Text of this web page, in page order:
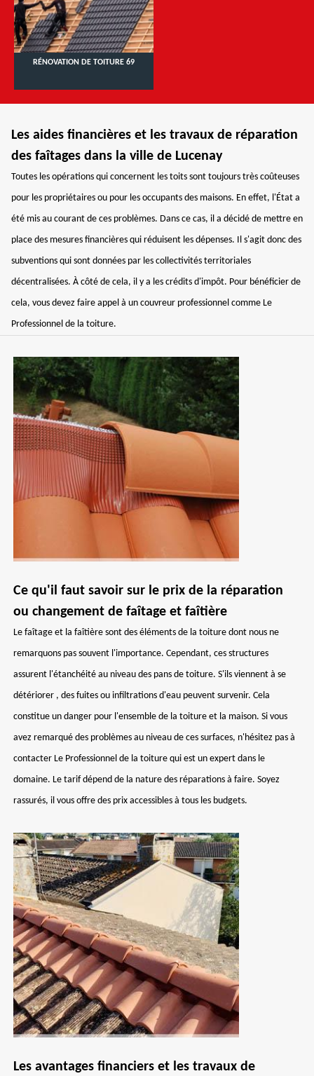
RÉNOVATION DE TOITURE 69
Les aides financières et les travaux de réparation
des faîtages dans la ville de Lucenay
Toutes les opérations qui concernent les toits sont toujours très coûteuses
pour les propriétaires ou pour les occupants des maisons. En effet, l'État a
été mis au courant de ces problèmes. Dans ce cas, il a décidé de mettre en
place des mesures financières qui réduisent les dépenses. Il s'agit donc des
subventions qui sont données par les collectivités territoriales
décentralisées. À côté de cela, il y a les crédits d'impôt. Pour bénéficier de
cela, vous devez faire appel à un couvreur professionnel comme Le
Professionnel de la toiture.
Ce qu'il faut savoir sur le prix de la réparation
ou changement de faîtage et faîtière
Le faîtage et la faîtière sont des éléments de la toiture dont nous ne
remarquons pas souvent l'importance. Cependant, ces structures
assurent l'étanchéité au niveau des pans de toiture. S'ils viennent à se
détériorer , des fuites ou infiltrations d'eau peuvent survenir. Cela
constitue un danger pour l'ensemble de la toiture et la maison. Si vous
avez remarqué des problèmes au niveau de ces surfaces, n'hésitez pas à
contacter Le Professionnel de la toiture qui est un expert dans le
domaine. Le tarif dépend de la nature des réparations à faire. Soyez
rassurés, il vous offre des prix accessibles à tous les budgets.
Les avantages financiers et les travaux de